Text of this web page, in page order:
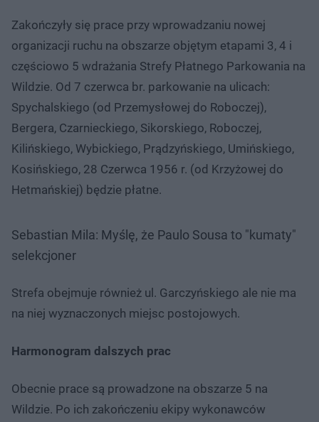
Zakończyły się prace przy wprowadzaniu nowej
organizacji ruchu na obszarze objętym etapami 3, 4 i
częściowo 5 wdrażania Strefy Płatnego Parkowania na
Wildzie. Od 7 czerwca br. parkowanie na ulicach:
Spychalskiego (od Przemysłowej do Roboczej),
Bergera, Czarnieckiego, Sikorskiego, Roboczej,
Kilińskiego, Wybickiego, Prądzyńskiego, Umińskiego,
Kosińskiego, 28 Czerwca 1956 r. (od Krzyżowej do
Hetmańskiej) będzie płatne.
Sebastian Mila: Myślę, że Paulo Sousa to "kumaty"
selekcjoner
Strefa obejmuje również ul. Garczyńskiego ale nie ma
na niej wyznaczonych miejsc postojowych.
Harmonogram dalszych prac
Obecnie prace są prowadzone na obszarze 5 na
Wildzie. Po ich zakończeniu ekipy wykonawców